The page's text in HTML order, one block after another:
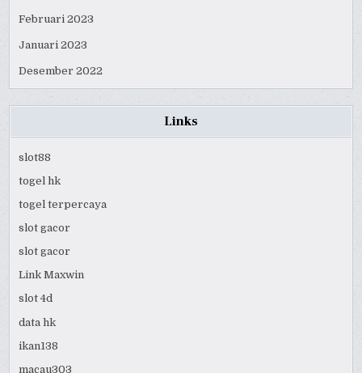
Februari 2023
Januari 2023
Desember 2022
Links
slot88
togel hk
togel terpercaya
slot gacor
slot gacor
Link Maxwin
slot 4d
data hk
ikan138
macau303